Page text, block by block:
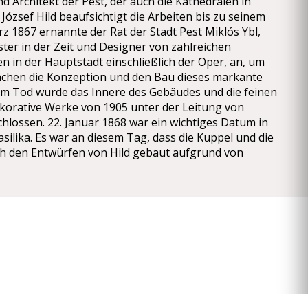
Hild beaufsichtigt die Arbeiten bis zu seinem
1867 ernannte der Rat der Stadt Pest Miklós Ybl,
in der Zeit und Designer von zahlreichen
in der Hauptstadt einschließlich der Oper, an, um
die Konzeption und den Bau dieses markante
Tod wurde das Innere des Gebäudes und die feinen
Werke von 1905 unter der Leitung von
22. Januar 1868 war ein wichtiges Datum in
Es war an diesem Tag, dass die Kuppel und die
den Entwürfen von Hild gebaut aufgrund von